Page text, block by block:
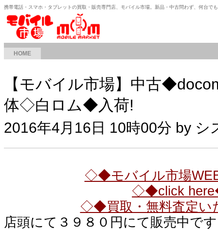
携帯電話・スマホ・タブレットの買取・販売専門店、モバイル市場。新品・中古問わず、何台で
HOME
【モバイル市場】中古
体◇白ロム◆入荷!
2016年4月16日 10時00分 by シ
◇◆モバイル市場
◇◆click
◇◆買取・無料査定
店頭にて３９８０円にて販売中で